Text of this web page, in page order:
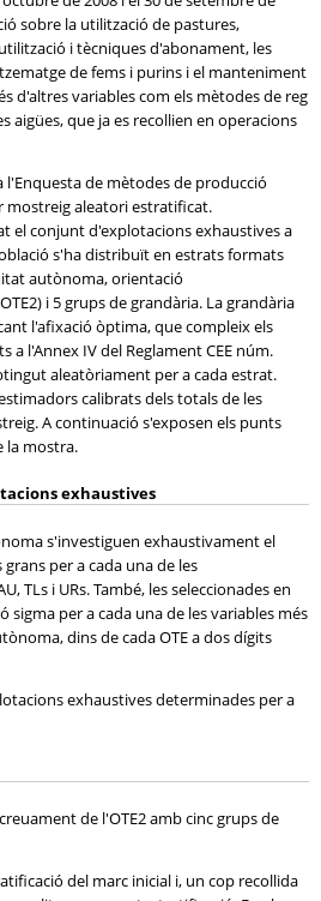
sobre la utilització de pastures,
i tècniques d'abonament, les
de fems i purins i el manteniment
d'altres variables com els mètodes de reg
aigües, que ja es recollien en operacions
l'Enquesta de mètodes de producció
mostreig aleatori estratificat.
el conjunt d'explotacions exhaustives a
s'ha distribuït en estrats formats
autònoma, orientació
i 5 grups de grandària. La grandària
l'afixació òptima, que compleix els
a l'Annex IV del Reglament CEE núm.
aleatòriament per a cada estrat.
calibrats dels totals de les
A continuació s'exposen els punts
la mostra.
exhaustives
s'investiguen exhaustivament el
per a cada una de les
TLs i URs. També, les seleccionades en
sigma per a cada una de les variables més
dins de cada OTE a dos dígits
exhaustives determinades per a
de l'OTE2 amb cinc grups de
del marc inicial i, un cop recollida